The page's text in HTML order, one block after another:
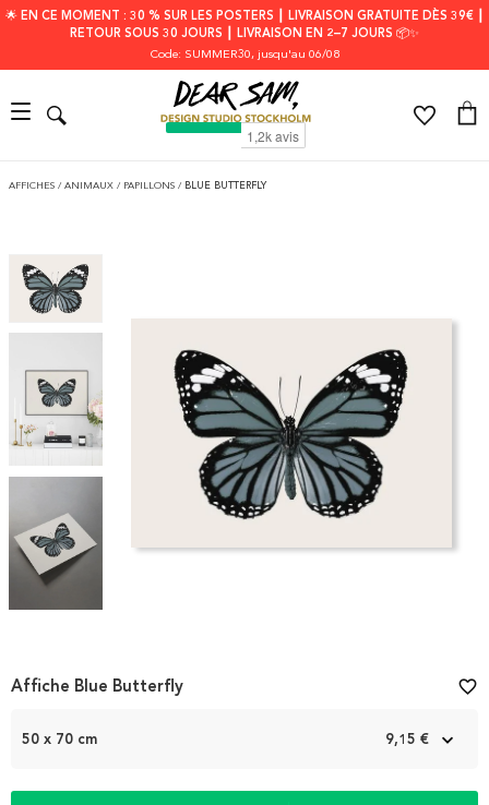
🌟 EN CE MOMENT : 30 % SUR LES POSTERS ┃ LIVRAISON GRATUITE DÈS 39€ ┃
RETOUR SOUS 30 JOURS ┃ LIVRAISON EN 2–7 JOURS 📦✨
Code: SUMMER30, jusqu'au 06/08
AFFICHES / ANIMAUX / PAPILLONS / BLUE BUTTERFLY
Item
50 x 70 cm 9,15 €
Affiche Blue Butterfly favorite_border